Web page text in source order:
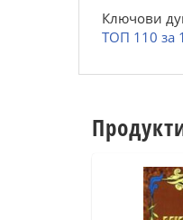
Ключови
ТОП 110 за